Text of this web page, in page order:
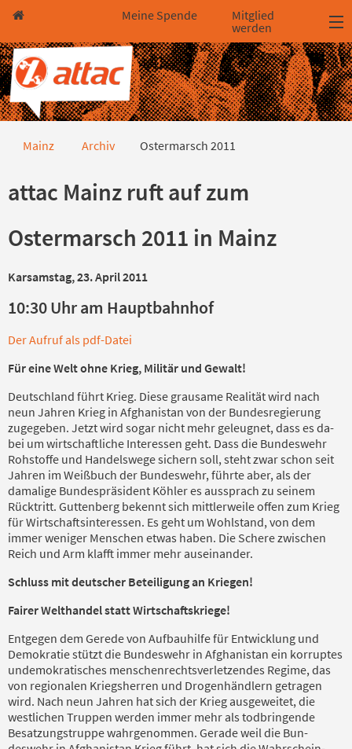
Direkt zum Hauptinhalt springen
Direkt zur Haupt-Navigation springen
Direkt zur Service-Navigation springen
Direkt zur Footer-Navigation springen
Direkt zum Footerinhalt springen
Meine Spende
Mitglied
werden
Ostermarsch 2011
Mainz Archiv Ostermarsch 2011
attac Mainz ruft auf zum
Ostermarsch 2011 in Mainz
Karsamstag, 23. April 2011
10:30 Uhr am Hauptbahnhof
Der Aufruf als pdf-Datei
Für eine Welt ohne Krieg, Militär und Gewalt!
Deutschland führt Krieg. Diese grausame Realität wird nach
neun Jahren Krieg in Afghanistan von der Bundesregierung
zugegeben. Jetzt wird sogar nicht mehr geleugnet, dass es da­
bei um wirtschaftliche Interessen geht. Dass die Bundeswehr
Rohstoffe und Handelswege sichern soll, steht zwar schon seit
Jahren im Weißbuch der Bundeswehr, führte aber, als der
damalige Bundespräsident Köhler es aussprach zu sei­nem
Rücktritt. Gutten­berg bekennt sich mittlerweile offen zum Krieg
für Wirtschaftsinteressen. Es geht um Wohlstand, von dem
immer weniger Menschen etwas haben. Die Schere zwischen
Reich und Arm klafft im­mer mehr auseinander.
Schluss mit deutscher Beteiligung an Kriegen!
Fairer Welthandel statt Wirtschaftskriege!
Entgegen dem Gerede von Aufbauhilfe für Ent­wick­lung und
Demokratie stützt die Bundeswehr in Afgha­nistan ein korruptes
undemokratisches menschen­rechtsverletzendes Regime, das
von re­gionalen Kriegs­herren und Drogenhändlern getra­gen
wird. Nach neun Jahren hat sich der Krieg ausgeweitet, die
westlichen Truppen werden im­mer mehr als todbringende
Besat­zungstruppe wahrgenommen. Gerade weil die Bun­